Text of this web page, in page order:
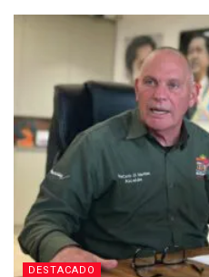
DESTACADO